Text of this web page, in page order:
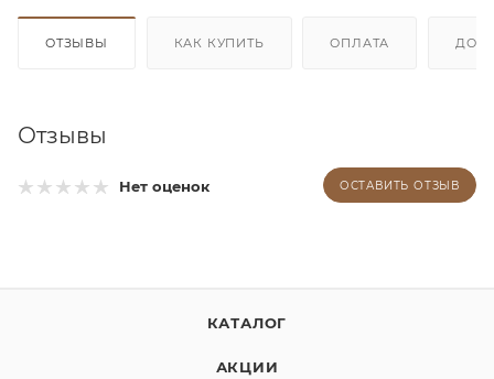
ОТЗЫВЫ КАК КУПИТЬ ОПЛАТА
Отзывы
Нет оценок ОСТАВИТЬ ОТЗЫВ
КАТАЛОГ
АКЦИИ